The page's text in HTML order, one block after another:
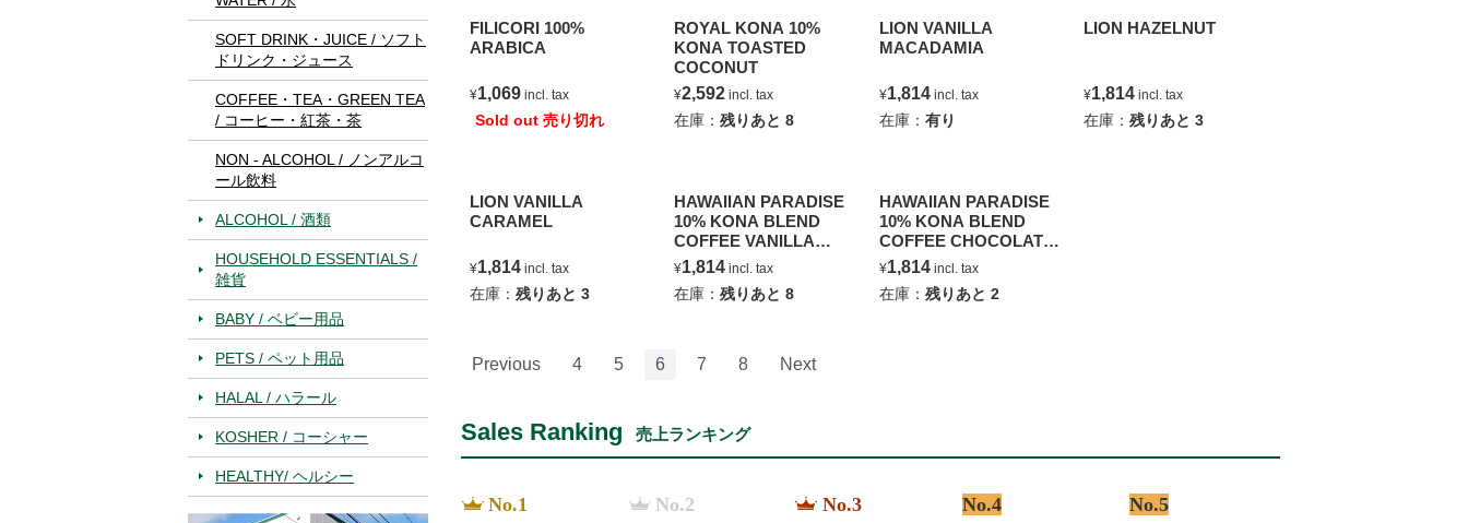
SOFT DRINK・JUICE / ソフト
ドリンク・ジュース
COFFEE・TEA・GREEN TEA
/ コーヒー・紅茶・茶
NON - ALCOHOL / ノンアルコ
ール飲料
ALCOHOL / 酒類
HOUSEHOLD ESSENTIALS /
雑貨
BABY / ベビー用品
PETS / ペット用品
HALAL / ハラール
KOSHER / コーシャー
HEALTHY/ ヘルシー
FILICORI 100%
ARABICA
¥1,069incl. tax
Sold out 売り切れ
ROYAL KONA 10%
KONA TOASTED
COCONUT
¥2,592 incl. tax
在庫： 残りあと 8
LION VANILLA
MACADAMIA
¥1,814incl. tax
在庫： 有り
LION HAZELNUT
¥1,814 incl. tax
在庫： 残りあと 3
LION VANILLA
CARAMEL
¥1,814incl. tax
在庫： 残りあと 3
HAWAIIAN PARADISE
10% KONA BLEND
COFFEE VANILLA
MACADAMIA NUT
¥1,814 incl. tax
在庫： 残りあと 8
HAWAIIAN PARADISE
10% KONA BLEND
COFFEE CHOCOLATE
MACADAMIA NUT
¥1,814incl. tax
在庫： 残りあと 2
Previous 4 5 6 7 8 Next
Sales Ranking 売上ランキング
No.1 No.2 No.3 No.4 No.5